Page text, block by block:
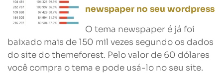
newspaper no seu wordpress
O tema newspaper é já foi
baixado mais de 150 mil vezes segundo os dados
do site do themeforest. Pelo valor de 60 dólares
você compra o tema e pode usá-lo no seu site.